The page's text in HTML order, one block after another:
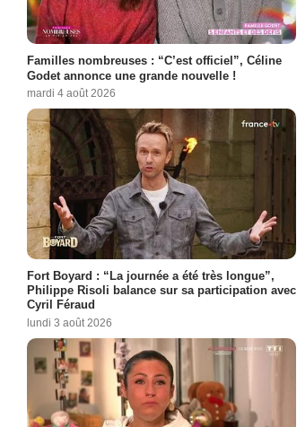
Familles nombreuses : “C’est officiel”, Céline
Godet annonce une grande nouvelle !
mardi 4 août 2026
Fort Boyard : “La journée a été très longue”,
Philippe Risoli balance sur sa participation avec
Cyril Féraud
lundi 3 août 2026